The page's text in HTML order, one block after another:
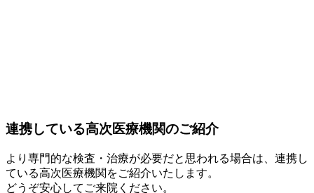
連携している高次医療機関のご紹介
より専門的な検査・治療が必要だと思われる場合は、連携し
ている高次医療機関をご紹介いたします。
どうぞ安心してご来院ください。